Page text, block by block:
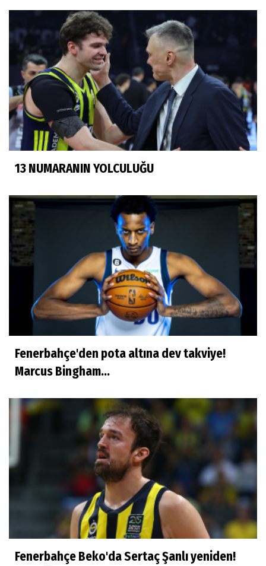
13 NUMARANIN YOLCULUĞU
Fenerbahçe'den pota altına dev takviye!
Marcus Bingham...
Fenerbahçe Beko'da Sertaç Şanlı yeniden!